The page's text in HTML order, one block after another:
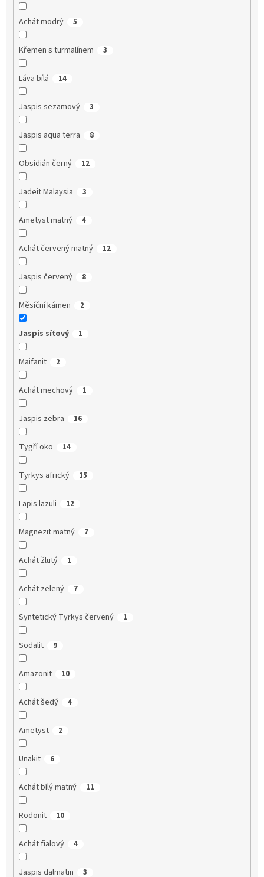
Achát modrý 5
Křemen s turmalínem 3
Láva bílá 14
Jaspis sezamový 3
Jaspis aqua terra 8
Obsidián černý 12
Jadeit Malaysia 3
Ametyst matný 4
Achát červený matný 12
Jaspis červený 8
Měsíční kámen 2
Jaspis síťový 1
Maifanit 2
Achát mechový 1
Jaspis zebra 16
Tygří oko 14
Tyrkys africký 15
Lapis lazuli 12
Magnezit matný 7
Achát žlutý 1
Achát zelený 7
Syntetický Tyrkys červený 1
Sodalit 9
Amazonit 10
Achát šedý 4
Ametyst 2
Unakit 6
Achát bílý matný 11
Rodonit 10
Achát fialový 4
Jaspis dalmatin 3